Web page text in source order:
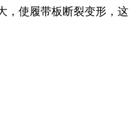
，使履带板断裂变形，这